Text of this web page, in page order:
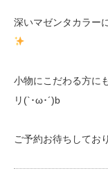
深いマゼンタカラー
小物にこだわる方に
リ(`･ω･´)b
ご予約お待ちしてお